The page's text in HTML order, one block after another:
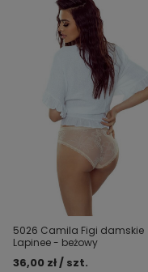
5026 Camila Figi damskie
Lapinee - beżowy
36,00 zł / szt.